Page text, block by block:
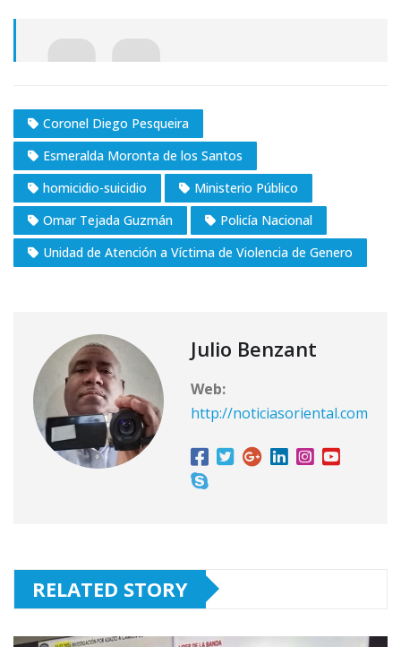
Coronel Diego Pesqueira
Esmeralda Moronta de los Santos
homicidio-suicidio
Ministerio Público
Omar Tejada Guzmán
Policía Nacional
Unidad de Atención a Víctima de Violencia de Genero
Julio Benzant
Web:
http://noticiasoriental.com
RELATED STORY